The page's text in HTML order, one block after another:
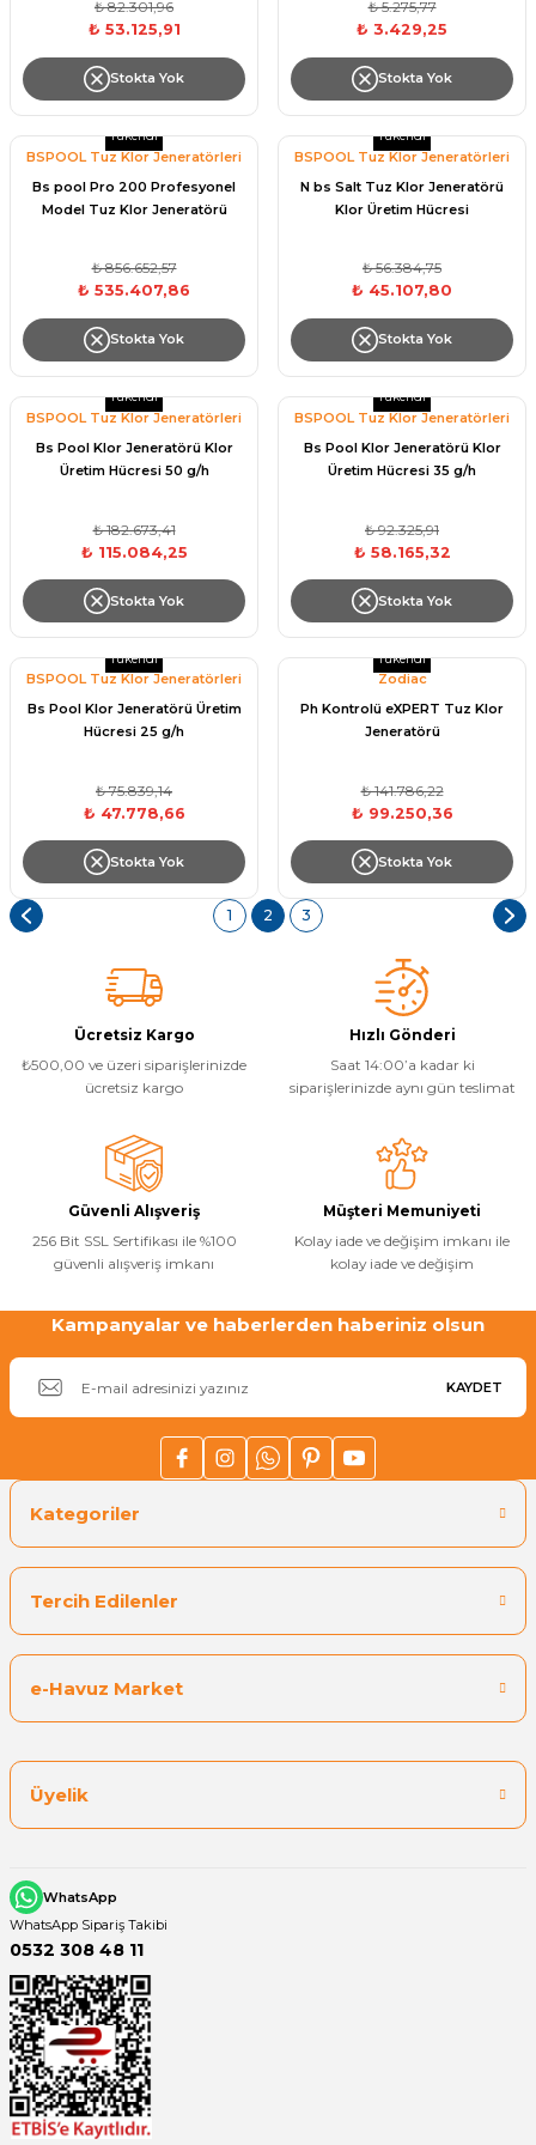
Havuz
Kapağı
Havuz Pompa
Havuz
Jakuzi Sauna
Kartuş Filtreler
Kuvars Cam
Olimpik Havuz
Yangın Pompası
₺ 82.301,96
₺ 53.125,91
Stokta Yok
₺ 5.275,77
₺ 3.429,25
Stokta Yok
Tükendi
BSPOOL Tuz Klor Jeneratörleri
Bs pool Pro 200 Profesyonel
Model Tuz Klor Jeneratörü
₺ 856.652,57
₺ 535.407,86
Stokta Yok
Tükendi
BSPOOL Tuz Klor Jeneratörleri
N bs Salt Tuz Klor Jeneratörü
Klor Üretim Hücresi
₺ 56.384,75
₺ 45.107,80
Stokta Yok
Tükendi
BSPOOL Tuz Klor Jeneratörleri
Bs Pool Klor Jeneratörü Klor
Üretim Hücresi 50 g/h
₺ 182.673,41
₺ 115.084,25
Stokta Yok
Tükendi
BSPOOL Tuz Klor Jeneratörleri
Bs Pool Klor Jeneratörü Klor
Üretim Hücresi 35 g/h
₺ 92.325,91
₺ 58.165,32
Stokta Yok
Tükendi
BSPOOL Tuz Klor Jeneratörleri
Bs Pool Klor Jeneratörü Üretim
Hücresi 25 g/h
₺ 75.839,14
₺ 47.778,66
Stokta Yok
Tükendi
Zodiac
Ph Kontrolü eXPERT Tuz Klor
Jeneratörü
₺ 141.786,22
₺ 99.250,36
Stokta Yok
1 2 3
Ücretsiz Kargo
₺500,00 ve üzeri siparişlerinizde
ücretsiz kargo
Hızlı Gönderi
Saat 14:00’a kadar ki
siparişlerinizde aynı gün teslimat
Güvenli Alışveriş
256 Bit SSL Sertifikası ile %100
güvenli alışveriş imkanı
Müşteri Memuniyeti
Kolay iade ve değişim imkanı ile
kolay iade ve değişim
Kampanyalar ve haberlerden haberiniz olsun
KAYDET
Kategoriler
Tercih Edilenler
e-Havuz Market
Üyelik
WhatsApp
WhatsApp Sipariş Takibi
0532 308 48 11